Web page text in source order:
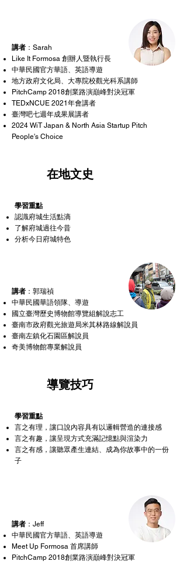
講者 ：Sarah
Like It Formosa 創辦人暨執行長
​中華民國官方華語、英語導遊
​地方政府文化局、大專院校觀光科系講師
PitchCamp 2018創業路演巔峰對決冠軍
TEDxNCUE 2021年會講者
臺灣吧七週年成果展講者
2024 WiT Japan & North Asia Startup Pitch
People's Choice
在地文史
學習重點
認識府城生活點滴
了解府城過往今昔
​分析今日府城特色
講者 ：郭瑞禎
中華民國華語領隊、導遊
國立臺灣歷史博物館導覽組解說志工
臺南市政府觀光旅遊局米其林路線解說員
臺南左鎮化石園區解說員
奇美博物館專業解說員
​導覽技巧
學習重點
言之有理，讓口說內容具有以邏輯營造的連接感
言之有趣，讓呈現方式充滿記憶點與渲染力
言之有感，讓聽眾產生連結、成為你故事中的一份
子​
講者 ：Jeff
​中華民國官方華語、英語導遊
​Meet Up Formosa 首席講師
PitchCamp 2018創業路演巔峰對決冠軍